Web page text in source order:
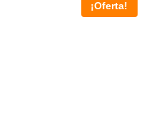
¡Oferta!